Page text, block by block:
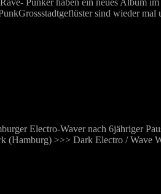
sind wieder
Electro-Waver nach 6jähriger
(Hamburg) >>> Dark Electro / Wave